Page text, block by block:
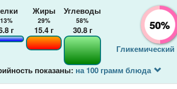
13%
г
Жиры
29%
15.4 г
Углеводы
58%
30.8г 50%
Гликемический
показаны: на 100 грамм блюда